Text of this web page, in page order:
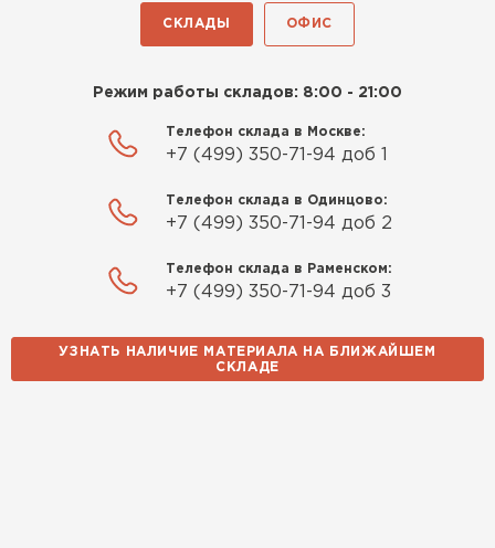
СКЛАДЫ ОФИС
Режим работы складов: 8:00 - 21:00
Телефон склада в Москве:
+7 (499) 350-71-94 доб 1
Телефон склада в Одинцово:
+7 (499) 350-71-94 доб 2
Телефон склада в Раменском:
+7 (499) 350-71-94 доб 3
УЗНАТЬ НАЛИЧИЕ МАТЕРИАЛА НА БЛИЖАЙШЕМ
СКЛАДЕ